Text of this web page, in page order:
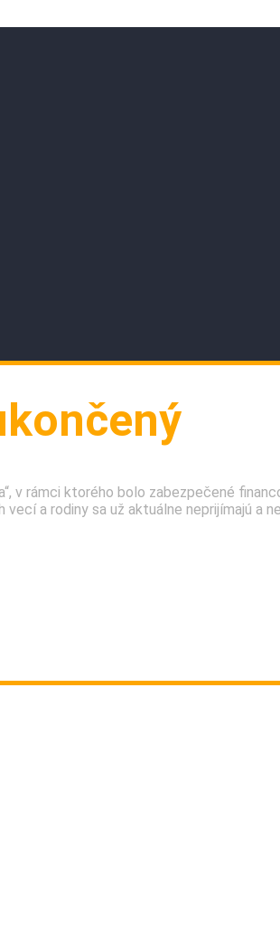
v rámci ktorého bolo zabezpečené
a rodiny sa už aktuálne neprijímajú a